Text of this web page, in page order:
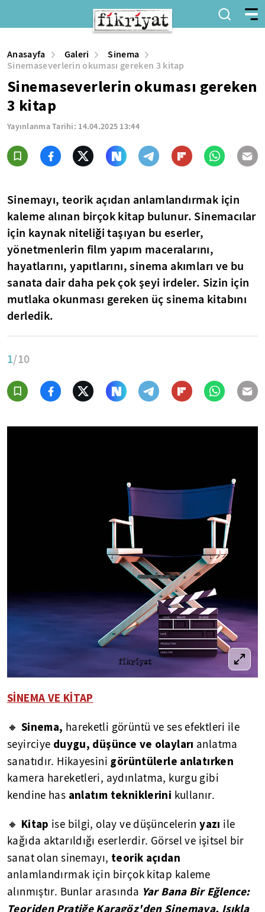
Anasayfa Galeri
Sinema
Sinemaseverlerin okuması gereken 3 kitap
Sinemaseverlerin okuması gereken
3 kitap
Yayınlanma Tarihi: 14.04.2025 13:44
Sinemayı, teorik açıdan anlamlandırmak için
kaleme alınan birçok kitap bulunur. Sinemacılar
için kaynak niteliği taşıyan bu eserler,
yönetmenlerin film yapım maceralarını,
hayatlarını, yapıtlarını, sinema akımları ve bu
sanata dair daha pek çok şeyi irdeler. Sizin için
mutlaka okunması gereken üç sinema kitabını
derledik.
1/10
SİNEMA VE KİTAP
🔸 Sinema, hareketli görüntü ve ses efektleri ile
seyirciye duygu, düşünce ve olayları anlatma
sanatıdır. Hikayesini görüntülerle anlatırken
kamera hareketleri, aydınlatma, kurgu gibi
kendine has anlatım tekniklerini kullanır.
🔸 Kitap ise bilgi, olay ve düşüncelerinyazı ile
kağıda aktarıldığı eserlerdir. Görsel ve işitsel bir
sanat olan sinemayı, teorik açıdan
anlamlandırmak için birçok kitap kaleme
alınmıştır. Bunlar arasında Yar Bana Bir Eğlence:
Teoriden Pratiğe Karagöz'den Sinemaya, Işıkla